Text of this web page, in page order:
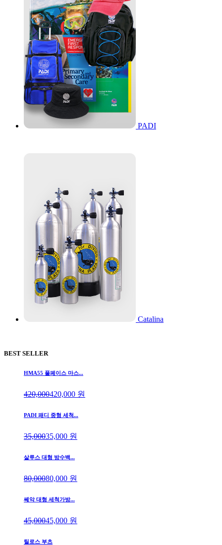
PADI
Catalina
BEST SELLER
HMA55 풀페이스 마스...
420,000420,000 원
PADI 패디 중형 세척...
35,00035,000 원
살루스 대형 방수백...
80,00080,000 원
쎄악 대형 세척가방...
45,00045,000 원
틸로스 부츠